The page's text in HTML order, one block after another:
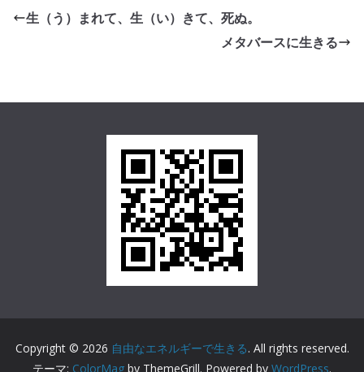
生（う）まれて、生（い）きて、死ぬ。
メタバースに生きる
Copyright © 2026 自由なエネルギーで生きる. All rights reserved.
テーマ: ColorMag by ThemeGrill. Powered by WordPress.